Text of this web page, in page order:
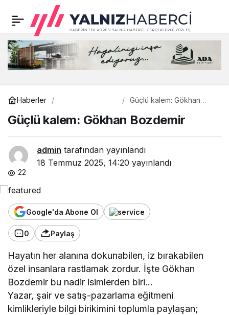
Haberler
Güçlü kalem: Gökhan
Güçlü kalem: Gökhan Bozdemir
admin tarafından yayınlandı
18 Temmuz 2025, 14:20 yayınlandı
22
Google'da Abone Ol
0 Paylaş
Hayatın her alanına dokunabilen, iz bırakabilen
özel insanlara rastlamak zordur. İşte Gökhan
Bozdemir bu nadir isimlerden biri…
Yazar, şair ve satış-pazarlama eğitmeni
kimlikleriyle bilgi birikimini toplumla paylaşan;
Güçlü kalem: Gökhan
Bozdemir